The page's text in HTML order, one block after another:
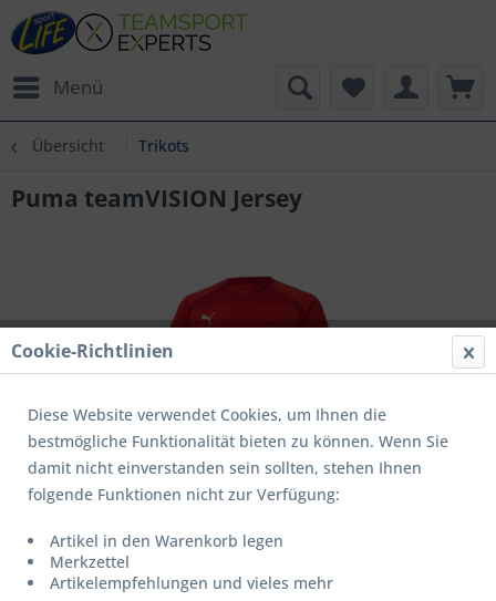
Menü
Übersicht Trikots
Puma teamVISION Jersey
UVP: 22,95 € *
Menge
Stückpreis
Grundpreis
Cookie-Richtlinien
Diese Website verwendet Cookies, um Ihnen die
bestmögliche Funktionalität bieten zu können. Wenn Sie
damit nicht einverstanden sein sollten, stehen Ihnen
folgende Funktionen nicht zur Verfügung:
Artikel in den Warenkorb legen
Merkzettel
Artikelempfehlungen und vieles mehr